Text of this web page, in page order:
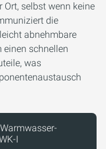
selbst wenn keine
die
abnehmbare
einen schnellen
was
I